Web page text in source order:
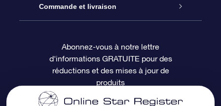
Nous contacter
Questions fréquemment posées
Revues
Coffret cadeau OSR
Carte cadeau OSR
Registre des étoiles
Page d’accueil personnalisée
Commande et livraison
Informations de paiement
Informations d’expédition
Abonnez-vous à notre lettre
d'informations GRATUITE pour des
réductions et des mises à jour de
produits